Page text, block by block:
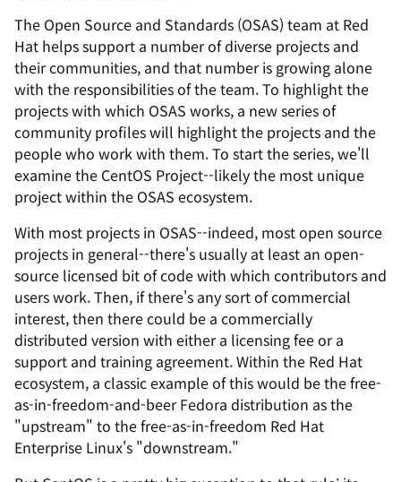
The Open Source and Standards (OSAS) team at Red
Hat helps support a number of diverse projects and
their communities, and that number is growing alone
with the responsibilities of the team. To highlight the
projects with which OSAS works, a new series of
community profiles will highlight the projects and the
people who work with them. To start the series, we'll
examine the CentOS Project--likely the most unique
project within the OSAS ecosystem.
With most projects in OSAS--indeed, most open source
projects in general--there's usually at least an open-
source licensed bit of code with which contributors and
users work. Then, if there's any sort of commercial
interest, then there could be a commercially
distributed version with either a licensing fee or a
support and training agreement. Within the Red Hat
ecosystem, a classic example of this would be the free-
as-in-freedom-and-beer Fedora distribution as the
"upstream" to the free-as-in-freedom Red Hat
Enterprise Linux's "downstream."